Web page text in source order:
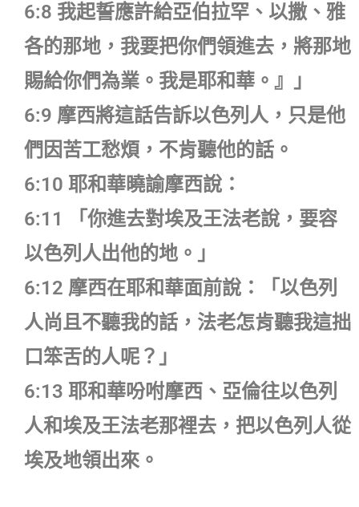
6:8 我起誓應許給亞伯拉罕、以撒、雅
各的那地，我要把你們領進去，將那地
賜給你們為業。我是耶和華。』」
6:9 摩西將這話告訴以色列人，只是他
們因苦工愁煩，不肯聽他的話。
6:10 耶和華曉諭摩西說：
6:11 「你進去對埃及王法老說，要容
以色列人出他的地。」
6:12 摩西在耶和華面前說：「以色列
人尚且不聽我的話，法老怎肯聽我這拙
口笨舌的人呢？」
6:13 耶和華吩咐摩西、亞倫往以色列
人和埃及王法老那裡去，把以色列人從
埃及地領出來。